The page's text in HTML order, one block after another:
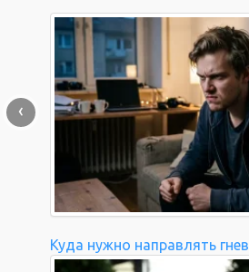
Куда нужно направлять гнев
‹